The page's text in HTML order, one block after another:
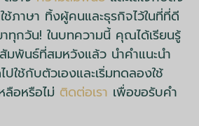
ภาษา ทิ้งผู้คนและธุรกิจไว้ในที่ที่ดี
กวัน! ในบทความนี้ คุณได้เรียนรู้
มพันธ์ที่สมหวังแล้ว นำคำแนะนำ
ใช้กับตัวเองและเริ่มทดลองใช้
ลือหรือไม่ ติดต่อเรา เพื่อขอรับคำ